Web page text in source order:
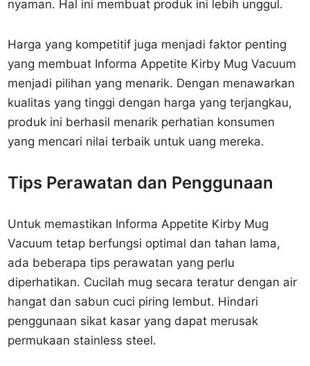
nyaman. Hal ini membuat produk ini lebih unggul.
Harga yang kompetitif juga menjadi faktor penting
yang membuat Informa Appetite Kirby Mug Vacuum
menjadi pilihan yang menarik. Dengan menawarkan
kualitas yang tinggi dengan harga yang terjangkau,
produk ini berhasil menarik perhatian konsumen
yang mencari nilai terbaik untuk uang mereka.
Tips Perawatan dan Penggunaan
Untuk memastikan Informa Appetite Kirby Mug
Vacuum tetap berfungsi optimal dan tahan lama,
ada beberapa tips perawatan yang perlu
diperhatikan. Cucilah mug secara teratur dengan air
hangat dan sabun cuci piring lembut. Hindari
penggunaan sikat kasar yang dapat merusak
permukaan stainless steel.